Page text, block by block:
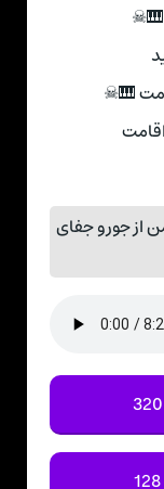
🎹☠
🎹☠
از جورو جفای